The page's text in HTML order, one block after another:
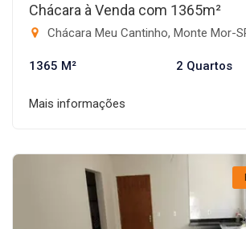
Chácara à Venda com 1365m²
Chácara Meu Cantinho, Monte Mor-
1365 M² 2 Quartos
Mais informações